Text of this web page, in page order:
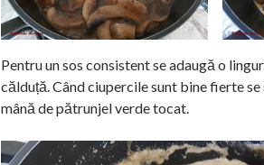
Pentru un sos consistent se adaugă o
călduță. Când ciupercile sunt bine fierte
mână de pătrunjel verde tocat.